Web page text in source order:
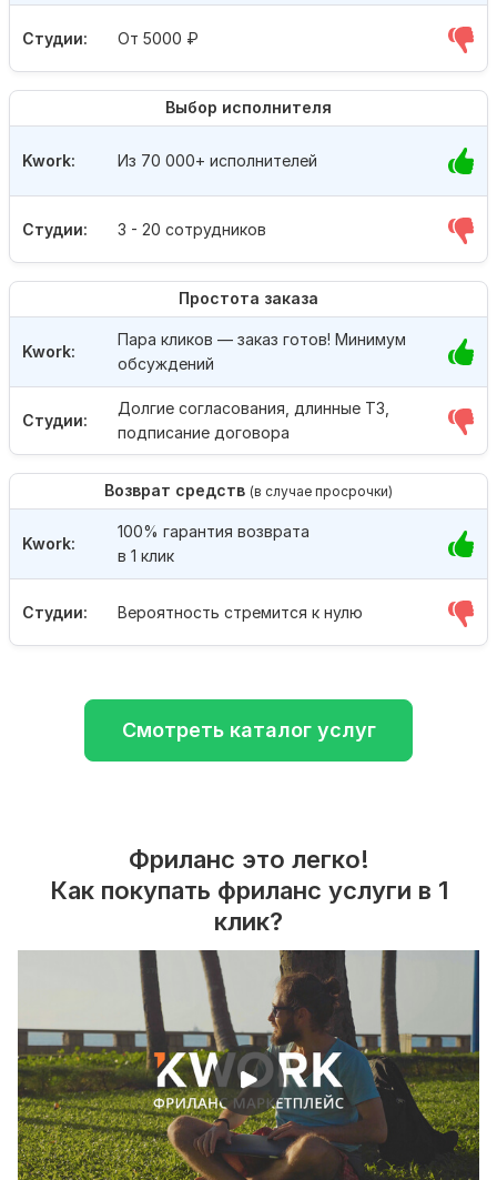
Студии: От 5000 ₽
Выбор исполнителя
Студии: 3 - 20 сотрудников
Kwork: Из 70 000+ исполнителей
Простота заказа
Студии:
Долгие согласования, длинные ТЗ,
подписание договора
Kwork:
Пара кликов — заказ готов! Минимум
обсуждений
Возврат средств (в случае просрочки)
Студии: Вероятность стремится к нулю
Kwork:
100% гарантия возврата
в 1 клик
Смотреть каталог услуг
Фриланс это легко!
Как покупать фриланс услуги в 1
клик?